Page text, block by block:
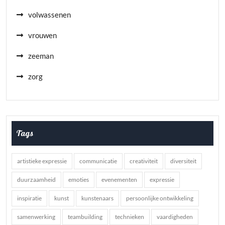
volwassenen
vrouwen
zeeman
zorg
Tags
artistieke expressie communicatie creativiteit diversiteit
duurzaamheid emoties evenementen expressie
inspiratie kunst kunstenaars persoonlijke ontwikkeling
samenwerking teambuilding technieken vaardigheden